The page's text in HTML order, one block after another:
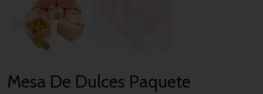
Mesa De Dulces Paquete